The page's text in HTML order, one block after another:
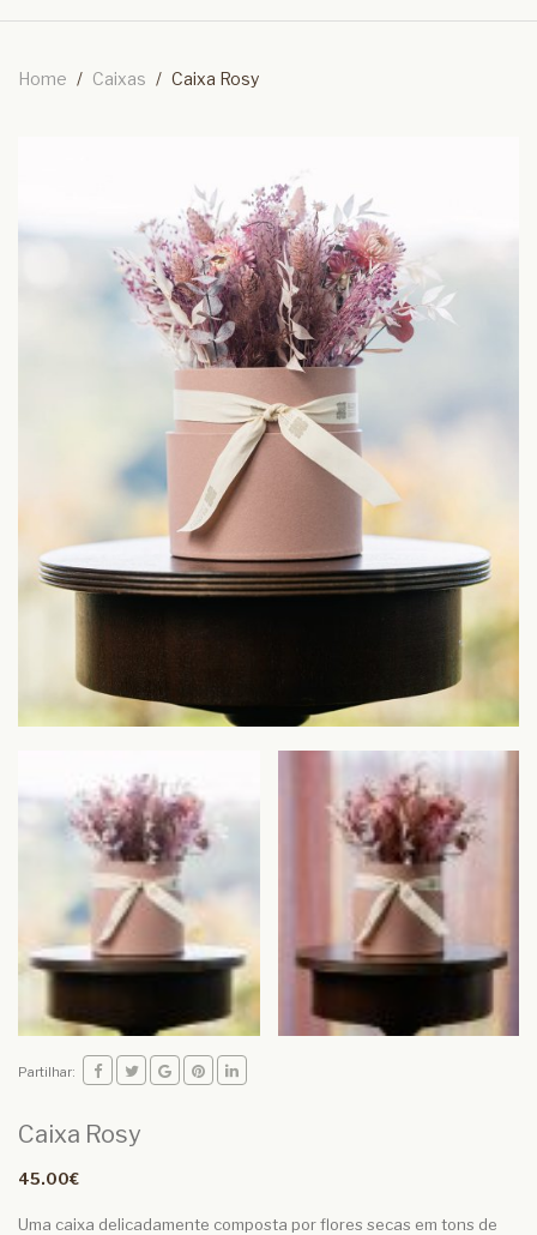
Home / Caixas / Caixa Rosy
Partilhar:
Caixa Rosy
45.00€
Uma caixa delicadamente composta por flores secas em tons de